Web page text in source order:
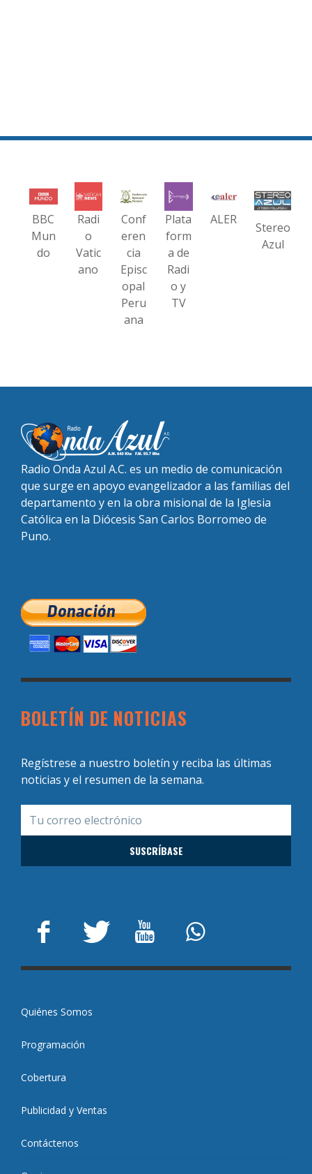
BBC
Mun
do
Radi
o
Vatic
ano
Conf
eren
cia
Episc
opal
Peru
ana
Plata
form
a de
Radi
o y
TV
ALER
Stereo
Azul
Radio Onda Azul A.C. es un medio de comunicación
que surge en apoyo evangelizador a las familias del
departamento y en la obra misional de la Iglesia
Católica en la Diócesis San Carlos Borromeo de
Puno.
BOLETÍN DE NOTICIAS
Regístrese a nuestro boletín y reciba las últimas
noticias y el resumen de la semana.
Quiénes Somos
Programación
Cobertura
Publicidad y Ventas
Contáctenos